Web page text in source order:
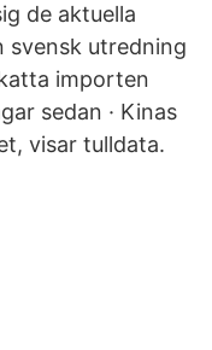
de aktuella
svensk utredning
importen
sedan · Kinas
visar tulldata.